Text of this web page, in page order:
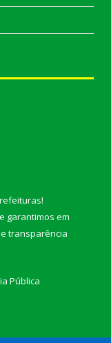
!
garantimos em
transparência
Pública